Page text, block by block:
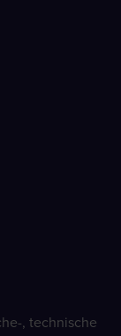
, technische